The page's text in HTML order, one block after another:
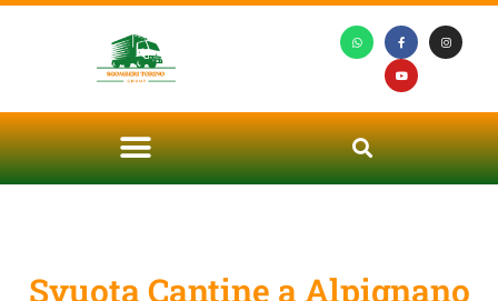
Svuota Cantine a Alpignano